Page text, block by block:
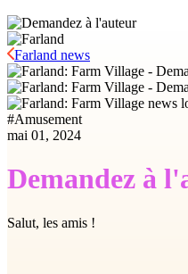
Farland news
#Amusement
mai 01, 2024
Demandez à
Salut, les amis !